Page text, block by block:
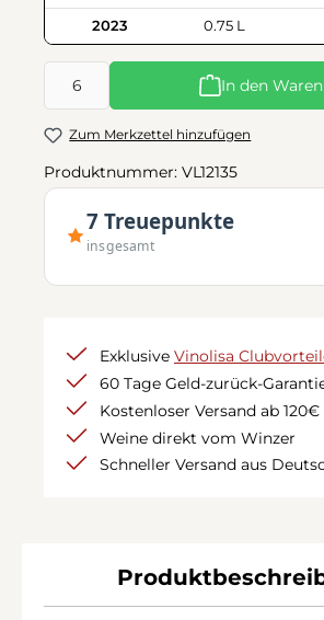
2023 0.75 L
Produkt Anzahl: Gib den
In den
Zum Merkzettel hinzufügen
Produktnummer: VL12135
7 Treuepunkte
insgesamt
Exklusive Vinolisa
60 Tage Geld-zurück-
Kostenloser Versand ab 120€
Weine direkt vom Winzer
Schneller Versand aus